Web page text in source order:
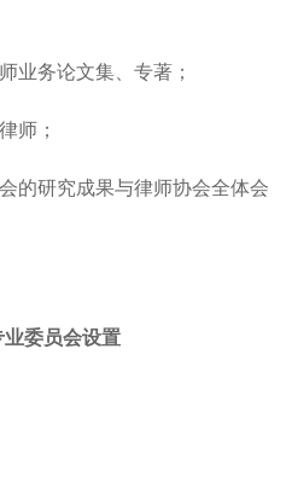
业务论文集、专著；
师；
的研究成果与律师协会全体会
业委员会设置